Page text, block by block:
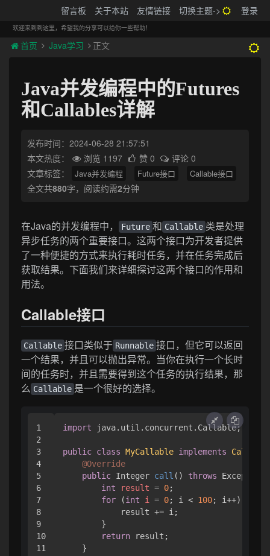
留言板 关于本站 友情链接 切换主题-> 登录
欢迎来到到这里，希望我的分享可以给你一些帮助！
首页 Java学习 正文
Java并发编程中的Futures
和Callables详解
发布时间：2024-06-28 21:57:51
本文热度：
浏览 1197 赞 0
评论 0
文章标签：
Java并发编程 Future接口 Callable接口
全文共880字，阅读约需2分钟
在Java的并发编程中， Future 和 Callable 类是处理
异步任务的两个重要接口。这两个接口为开发者提供
了一种便捷的方式来执行耗时任务，并在任务完成后
获取结果。下面我们来详细探讨这两个接口的作用和
用法。
Callable接口
Callable 接口类似于 Runnable 接口，但它可以返回
一个结果，并且可以抛出异常。当你在执行一个长时
间的任务时，并且需要得到这个任务的执行结果，那
么 Callable 是一个很好的选择。
1
2
3
4
5
6
7
8
9
10
11
import java.util.concurrent.Callable;
public class MyCallable implements
Callable
@Override
public Integer call () throws Exception
int
result = 0;
for (int i = 0; i < 100; i++) {
            result += i;
        }
return result;
    }